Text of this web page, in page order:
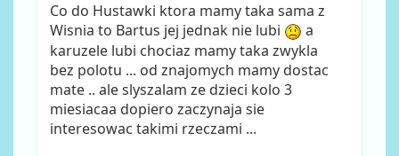
Co do Hustawki ktora mamy taka sama z
Wisnia to Bartus jej jednak nie lubi
a
karuzele lubi chociaz mamy taka zwykla
bez polotu ... od znajomych mamy dostac
mate .. ale slyszalam ze dzieci kolo 3
miesiacaa dopiero zaczynaja sie
interesowac takimi rzeczami ...